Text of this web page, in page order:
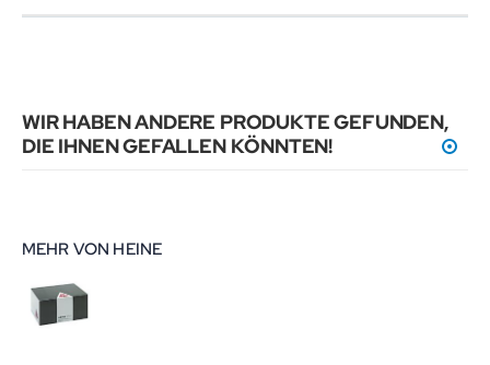
WIR HABEN ANDERE PRODUKTE GEFUNDEN,
DIE IHNEN GEFALLEN KÖNNTEN!
MEHR VON HEINE